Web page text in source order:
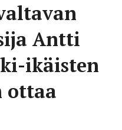
Antti
ikäisten
ottaa